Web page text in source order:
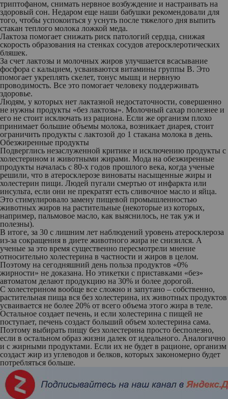
триптофаном, снимать нервное возбуждение и настраивать на
здоровый сон. Недаром еще наши бабушки рекомендовали для
того, чтобы успокоиться у уснуть после тяжелого дня выпить
стакан теплого молока ложкой меда.
Лактоза помогает снижать риск патологий сердца, снижая
скорость образования на стенках сосудов атеросклеротических
бляшек.
За счет лактозы и молочных жиров улучшается всасывание
фосфора с кальцием, усваиваются витамины группы В. Это
помогает укреплять скелет, тонус мышц и нервную
проводимость. Все это помогает человеку поддерживать
здоровье.
Людям, у которых нет лактазной недостаточности, совершенно
не нужны продукты «без лактозы». Молочный сахар полезнее и
его не стоит исключать из рациона. Если же организм плохо
принимает большие объемы молока, возникает диарея, стоит
ограничить продукты с лактозой до 1 стакана молока в день.
Обезжиренные продукты
Подверглись незаслуженной критике и исключению продукты с
холестерином и животными жирами. Мода на обезжиренные
продукты началась с 80-х годов прошлого века, когда ученые
решили, что в атеросклерозе виноваты насыщенные жиры и
холестерин пищи. Людей пугали смертью от инфаркта или
инсульта, если они не прекратят есть сливочное масло и яйца.
Это стимулировало замену пищевой промышленностью
животных жиров на растительные (некоторые из которых,
например, пальмовое масло, как выяснилось, не так уж и
полезны).
В итоге, за 30 с лишним лет наблюдений уровень атеросклероза
из-за сокращения в диете животного жира не снизился. А
ученые за это время существенно пересмотрели мнение
относительно холестерина в частности и жиров в целом.
Поэтому на сегодняшний день польза продуктов «0%
жирности» не доказана. Но этикетки с приставками «без»
автоматом делают продукцию на 30% и более дорогой.
С холестерином вообще все сложно и запутано – собственно,
растительная пища вся без холестерина, их животных продуктов
усваивается не более 20% от всего объема этого жира в теле.
Остальное создает печень, и если холестерина с пищей не
поступает, печень создаст больший объем холестерина сама.
Поэтому выбирать пищу без холестерина просто бесполезно,
если в остальном образ жизни далек от идеального. Аналогично
и с жирными продуктами. Если их не будет в рационе, организм
создаст жир из углеводов и белков, которых закономерно будет
потребляться больше.